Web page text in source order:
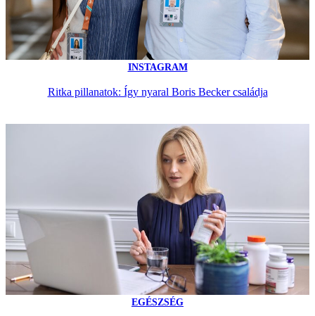
INSTAGRAM
Ritka pillanatok: Így nyaral Boris Becker családja
EGÉSZSÉG